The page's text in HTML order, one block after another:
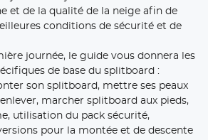
et de la qualité de la neige afin de
conditions de sécurité et de
journée, le guide vous donnera les
de base du splitboard :
son splitboard, mettre ses peaux
marcher splitboard aux pieds,
utilisation du pack sécurité,
pour la montée et de descente